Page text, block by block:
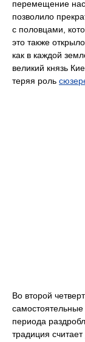
перемещение
позволило
с половцами,
это также
как в каждой
великий князь
теряя роль
Во второй
периода
традиция считает